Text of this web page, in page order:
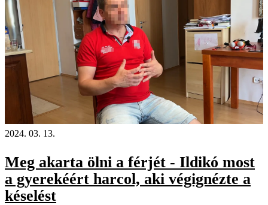
2024. 03. 13.
Meg akarta ölni a férjét - Ildikó most
a gyerekéért harcol, aki végignézte a
késelést